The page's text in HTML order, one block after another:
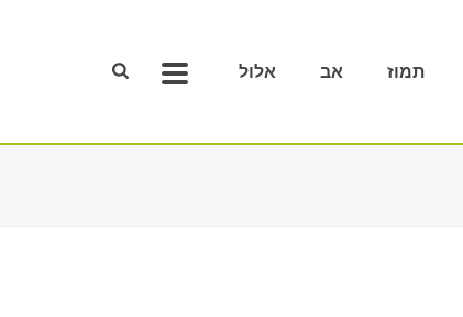
תמוז אב אלול